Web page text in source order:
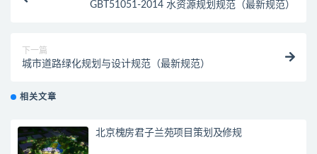
GBT51051-2014 水资源规划规范（最新规范）
下一篇
城市道路绿化规划与设计规范（最新规范）
相关文章
北京槐房君子兰苑项目策划及修规